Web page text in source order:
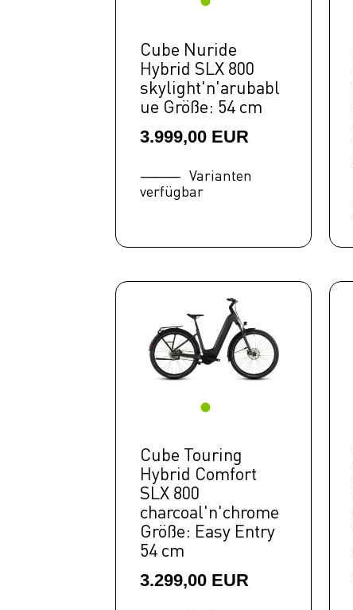
Cube Nuride
Hybrid SLX 800
skylight'n'arubabl
ue Größe: 54 cm
3.999,00 EUR
Varianten
verfügbar
Cube Touring
Hybrid Comfort
SLX 800
charcoal'n'chrome
Größe: Easy Entry
54 cm
3.299,00 EUR